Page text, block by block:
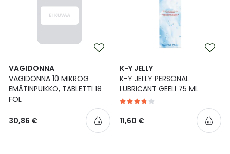
VAGIDONNA
VAGIDONNA 10 MIKROG
EMÄTINPUIKKO, TABLETTI 18
FOL
30,86 €
K-Y JELLY
K-Y JELLY PERSONAL
LUBRICANT GEELI 75 ML
11,60 €